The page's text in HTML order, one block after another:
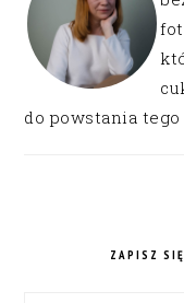
do powstania tego
ZAPISZ